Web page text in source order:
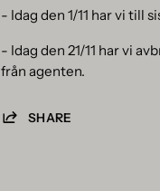
- Idag den 1/11 har vi till
- Idag den 21/11 har vi
från agenten.
SHARE